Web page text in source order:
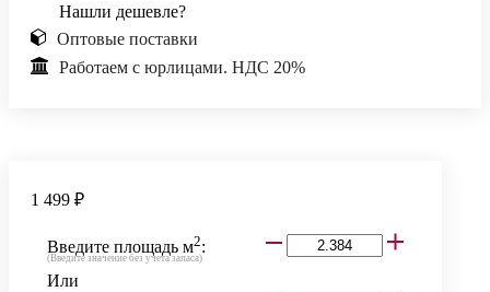
Нашли дешевле?
Оптовые поставки
Работаем с юрлицами. НДС 20%
1 499 ₽
Введите площадь м2:
(Введите значение без учета запаса)
Или